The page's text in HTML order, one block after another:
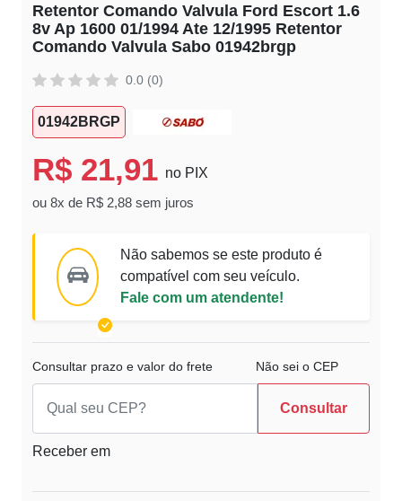
Retentor Comando Valvula Ford Escort 1.6
8v Ap 1600 01/1994 Ate 12/1995 Retentor
Comando Valvula Sabo 01942brgp
0.0 (0)
01942BRGP
R$ 21,91 no PIX
ou 8x de R$ 2,88 sem juros
Não sabemos se este produto é
compatível com seu veículo.
Fale com um atendente!
Consultar prazo e valor do frete Não sei o CEP
Consultar
Receber em